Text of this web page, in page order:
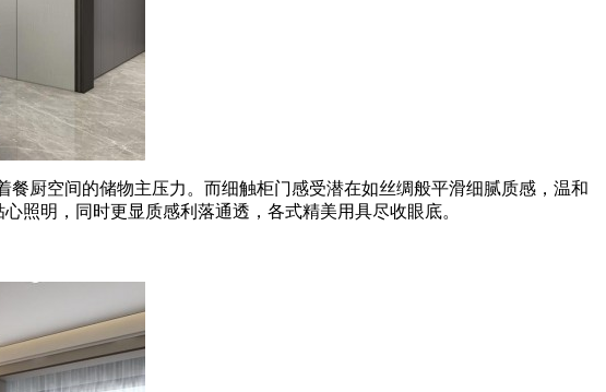
厨空间的储物主压力。而细触柜门感受潜在如丝绸般平滑细腻质感，温和
照明，同时更显质感利落通透，各式精美用具尽收眼底。